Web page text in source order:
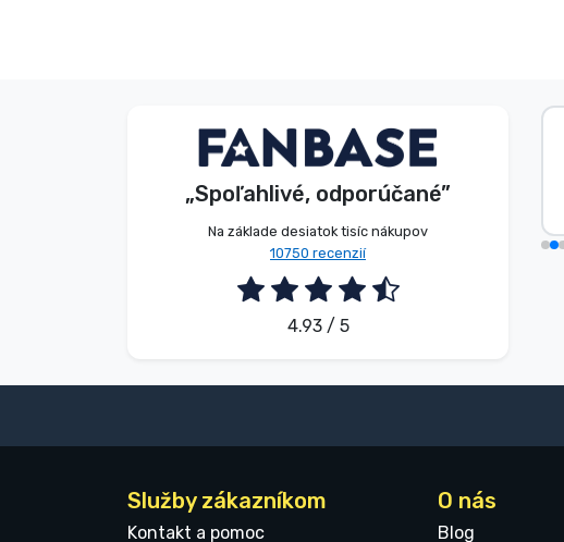
„Spoľahlivé, odporúčané”
Na základe desiatok tisíc nákupov
10750 recenzií
4.93 / 5
Anonymný Zákazník
2026. 08. 09.
Služby zákazníkom
Kontakt a pomoc
O nás
Blog